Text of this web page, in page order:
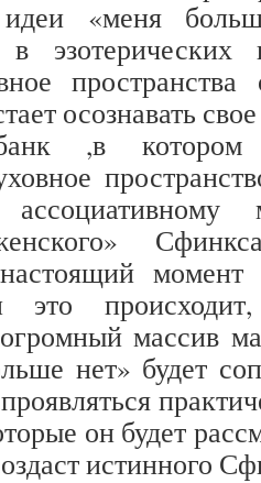
идеи «меня
в эзотерических
осознавать
,в
момент
это
массив
нет» будет
он будет
истинного